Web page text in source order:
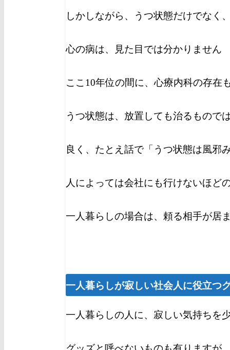
しかしながら、うつ状態だけでなく
心の病は、見た目では分かりません
ここ10年位の間に、心療内科の存在
うつ状態は、放置しても治るもので
良く、たとえ話で「うつ状態は風邪
人によっては会社にも行けないほど
一人暮らしの場合は、頼る相手が居
一人暮らしが寂しい社会人に役立つ
一人暮らしの人に、寂しい気持ちを